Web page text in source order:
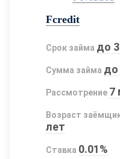
Fcredit
Срок займа до
Сумма займа до
Рассмотрение 7
Возраст
лет
Ставка 0.01%